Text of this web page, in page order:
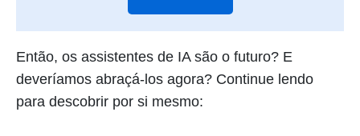
Então, os assistentes de IA são o futuro? E
deveríamos abraçá-los agora? Continue lendo
para descobrir por si mesmo: